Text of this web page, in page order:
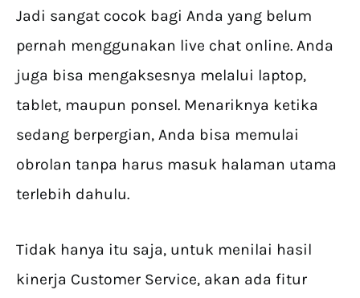
Jadi sangat cocok bagi Anda yang belum
pernah menggunakan live chat online. Anda
juga bisa mengaksesnya melalui laptop,
tablet, maupun ponsel. Menariknya ketika
sedang berpergian, Anda bisa memulai
obrolan tanpa harus masuk halaman utama
terlebih dahulu.
Tidak hanya itu saja, untuk menilai hasil
kinerja Customer Service, akan ada fitur